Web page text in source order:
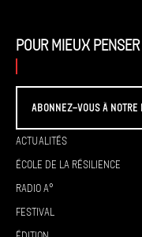
Pour mieux
Abonnez-vous à
Actualités
École de la résilience
Radio A°
Festival